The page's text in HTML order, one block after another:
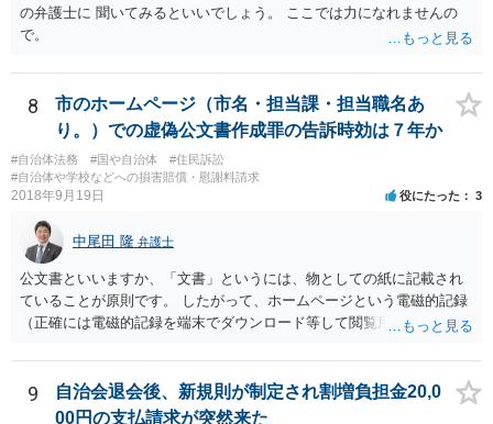
の弁護士に 聞いてみるといいでしょう。 ここでは力になれませんの
で。
8
市のホームページ（市名・担当課・担当職名あ
り。）での虚偽公文書作成罪の告訴時効は７年か
#自治体法務 #国や自治体
#住民訴訟
#自治体や学校などへの損害賠償・慰謝料請求
2018年9月19日 役にたった 3
中尾田 隆 弁護士
公文書といいますか、「文書」というには、物としての紙に記載され
ていることが原則です。 したがって、ホームページという電磁的記録
（正確には電磁的記録を端末でダウンロード等して閲覧用のソフトで
するか否かとなります。 また、自動計算シートが「権利、義務又は事
実証明に関する電磁的記録」に該当するか否かは、具体的な裁判とな
ったときに裁判所がどのように判断するかは予測できません。 私見で
9
自治会退会後、新規則が制定され割増負担金20,0
00円の支払請求が突然来た